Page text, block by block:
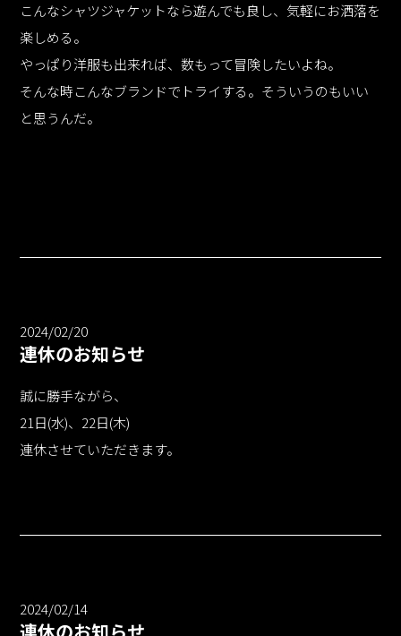
こんなシャツジャケットなら遊んでも良し、気軽にお洒落を
楽しめる。
やっぱり洋服も出来れば、数もって冒険したいよね。
そんな時こんなブランドでトライする。そういうのもいい
と思うんだ。
2024/02/20
連休のお知らせ
誠に勝手ながら、
21日(水)、22日(木)
連休させていただきます。
2024/02/14